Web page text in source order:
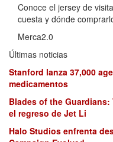
Conoce el jersey de
cuesta y dónde
Merca2.0
Últimas noticias
Stanford lanza 37,000
medicamentos
Blades of the
el regreso de Jet Li
Halo Studios enfrenta